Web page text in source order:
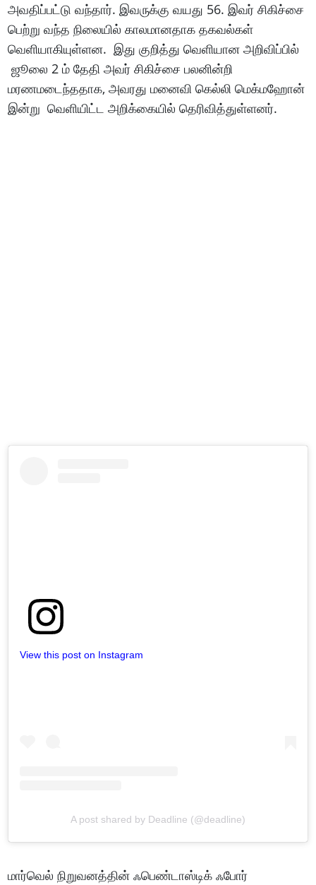
அவதிப்பட்டு வந்தார். இவருக்கு வயது 56. இவர் சிகிச்சை
பெற்று வந்த நிலையில் காலமானதாக தகவல்கள்
வெளியாகியுள்ளன. இது குறித்து வெளியான அறிவிப்பில்
ஜூலை 2 ம் தேதி அவர் சிகிச்சை பலனின்றி
மரணமடைந்ததாக, அவரது மனைவி கெல்லி மெக்மஹோன்
இன்று வெளியிட்ட அறிக்கையில் தெரிவித்துள்ளனர்.
View this post on Instagram
A post shared by Deadline (@deadline)
மார்வெல் நிறுவனத்தின் ஃபெண்டாஸ்டிக் ஃபோர்